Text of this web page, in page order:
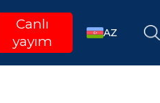
Canlı
yayım
AZ